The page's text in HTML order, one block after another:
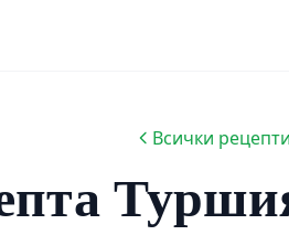
Всички рецепти